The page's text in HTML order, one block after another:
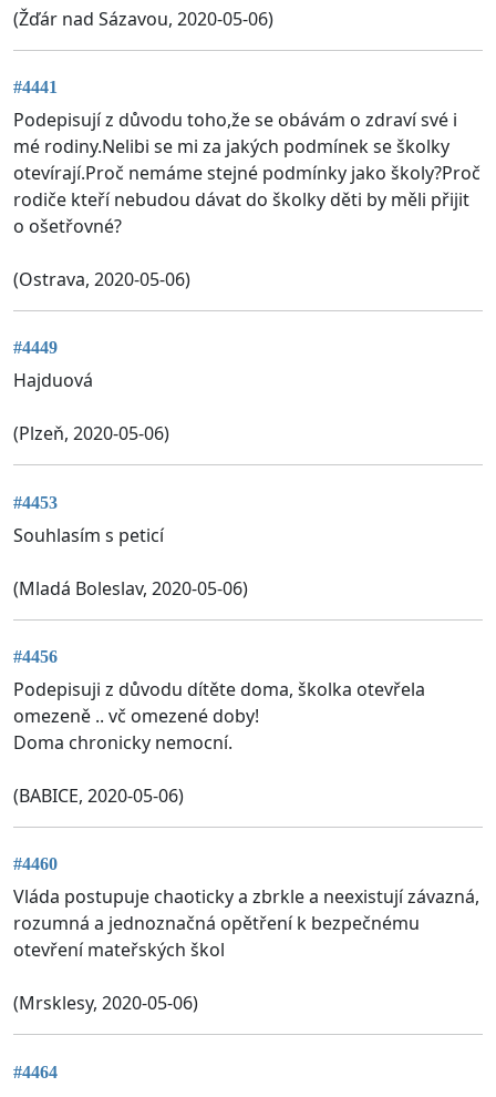
(Žďár nad Sázavou, 2020-05-06)
#4441
Podepisují z důvodu toho,že se obávám o zdraví své i
mé rodiny.Nelibi se mi za jakých podmínek se školky
otevírají.Proč nemáme stejné podmínky jako školy?Proč
rodiče kteří nebudou dávat do školky děti by měli přijit
o ošetřovné?
(Ostrava, 2020-05-06)
#4449
Hajduová
(Plzeň, 2020-05-06)
#4453
Souhlasím s peticí
(Mladá Boleslav, 2020-05-06)
#4456
Podepisuji z důvodu dítěte doma, školka otevřela
omezeně .. vč omezené doby!
Doma chronicky nemocní.
(BABICE, 2020-05-06)
#4460
Vláda postupuje chaoticky a zbrkle a neexistují závazná,
rozumná a jednoznačná opětření k bezpečnému
otevření mateřských škol
(Mrsklesy, 2020-05-06)
#4464